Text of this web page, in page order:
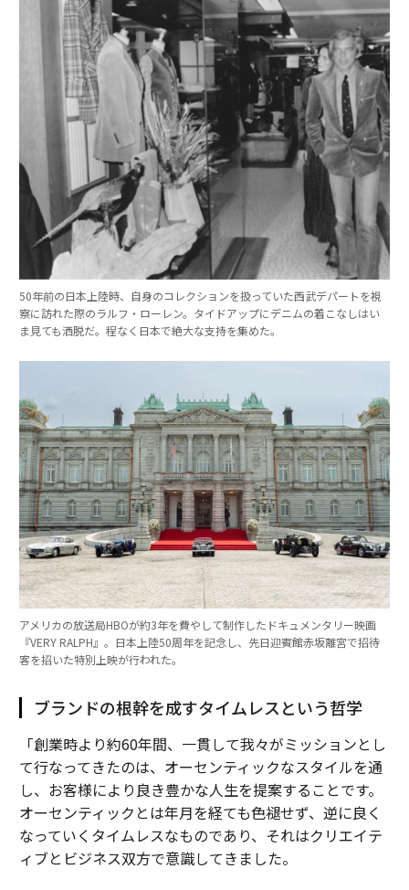
50年前の日本上陸時、自身のコレクションを扱っていた西武デパートを視
察に訪れた際のラルフ・ローレン。タイドアップにデニムの着こなしはい
ま見ても洒脱だ。程なく日本で絶大な支持を集めた。
アメリカの放送局HBOが約3年を費やして制作したドキュメンタリー映画
『VERY RALPH』。日本上陸50周年を記念し、先日迎賓館赤坂離宮で招待
客を招いた特別上映が行われた。
ブランドの根幹を成すタイムレスという哲学
「創業時より約60年間、一貫して我々がミッションとし
て行なってきたのは、オーセンティックなスタイルを通
し、お客様により良き豊かな人生を提案することです。
オーセンティックとは年月を経ても色褪せず、逆に良く
なっていくタイムレスなものであり、それはクリエイテ
ィブとビジネス双方で意識してきました。